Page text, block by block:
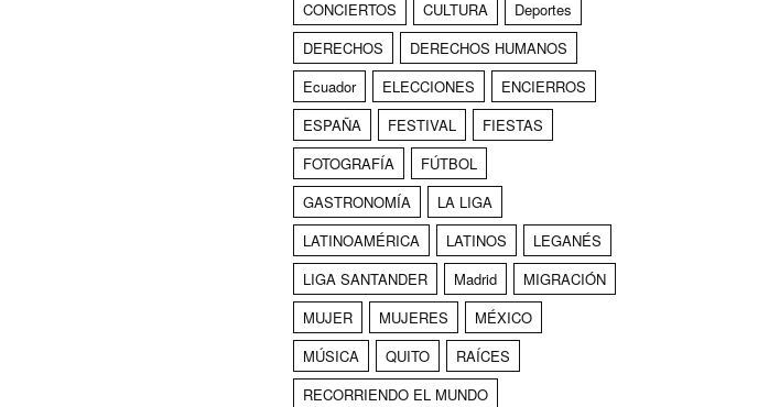
CONCIERTOS
CULTURA
Deportes
DERECHOS
DERECHOS HUMANOS
Ecuador
ELECCIONES
ENCIERROS
ESPAÑA
FESTIVAL
FIESTAS
FOTOGRAFÍA
FÚTBOL
GASTRONOMÍA
LA LIGA
LATINOAMÉRICA
LATINOS
LEGANÉS
LIGA SANTANDER
Madrid
MIGRACIÓN
MUJER
MUJERES
MÉXICO
MÚSICA
QUITO
RAÍCES
RECORRIENDO EL MUNDO